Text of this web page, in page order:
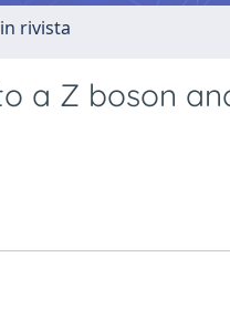
rivista
a Z boson